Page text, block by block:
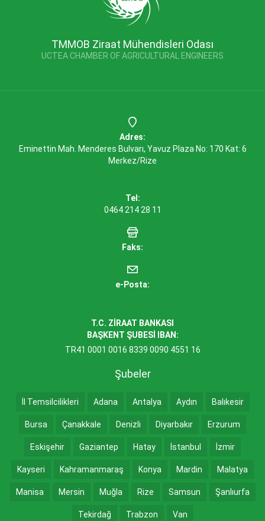
TMMOB Ziraat Mühendisleri Odası
UCTEA CHAMBER OF AGRICULTURAL ENGINEERS
Adres:
Eminettin Mah. Menderes Bulvarı, Yavuz Plaza No: 170 Kat: 6
Merkez/Rize
Tel:
0464 214 28 11
Faks:
e-Posta:
T.C. ZİRAAT BANKASI
BAŞKENT ŞUBESİ IBAN:
TR41 0001 0016 8339 0090 4551 16
Şubeler
İl Temsilcilikleri Adana Antalya Aydın Balıkesir
Bursa Çanakkale Denizli Diyarbakır Erzurum
Eskişehir Gaziantep Hatay İstanbul İzmir
Kayseri Kahramanmaraş Konya Mardin Malatya
Manisa Mersin Muğla Rize Samsun Şanlıurfa
Tekirdağ Trabzon Van